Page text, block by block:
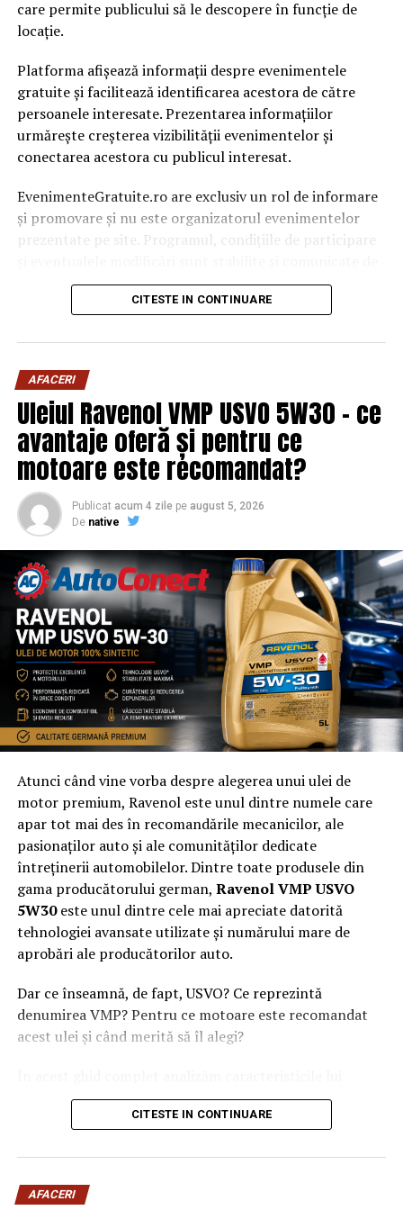
NU RATATI
Pericol maxim pentru Liviu Dragnea! Cine se pregătește
să candideze pentru funcția de președinte al PSD în
Congresul pe care-l pune deja la cale în SECRET! |
Capitala24
care permite publicului să le descopere în funcție de
locație.
Platforma afișează informații despre evenimentele
gratuite și facilitează identificarea acestora de către
persoanele interesate. Prezentarea informațiilor
urmărește creșterea vizibilității evenimentelor și
conectarea acestora cu publicul interesat.
EvenimenteGratuite.ro are exclusiv un rol de informare
și promovare și nu este organizatorul evenimentelor
prezentate pe site. Programul, condițiile de participare
organizatorii fiecărui eveniment.
înainte de participare.
Organizatorii care doresc să crească vizibilitatea unui
eveniment cu acces gratuit pot solicita o ofertă de
promovare din partea echipei EvenimenteGratuite.ro.
Adresa de contact este salut@evenimentegratuite.ro
CITESTE IN CONTINUARE
AFACERI
Uleiul Ravenol VMP USVO 5W30 – ce
avantaje oferă și pentru ce
motoare este recomandat?
Publicat acum 4 zile pe august 5, 2026
De native
Atunci când vine vorba despre alegerea unui ulei de
motor premium, Ravenol este unul dintre numele care
apar tot mai des în recomandările mecanicilor, ale
pasionaților auto și ale comunităților dedicate
întreținerii automobilelor. Dintre toate produsele din
gama producătorului german, Ravenol VMP USVO
5W30este unul dintre cele mai apreciate datorită
tehnologiei avansate utilizate și numărului mare de
aprobări ale producătorilor auto.
Dar ce înseamnă, de fapt, USVO? Ce reprezintă
denumirea VMP? Pentru ce motoare este recomandat
acest ulei și când merită să îl alegi?
Ravenol VMP USVO 5W30 și explicăm de ce este
considerat unul dintre cele mai performante uleiuri de
CITESTE IN CONTINUARE
AFACERI